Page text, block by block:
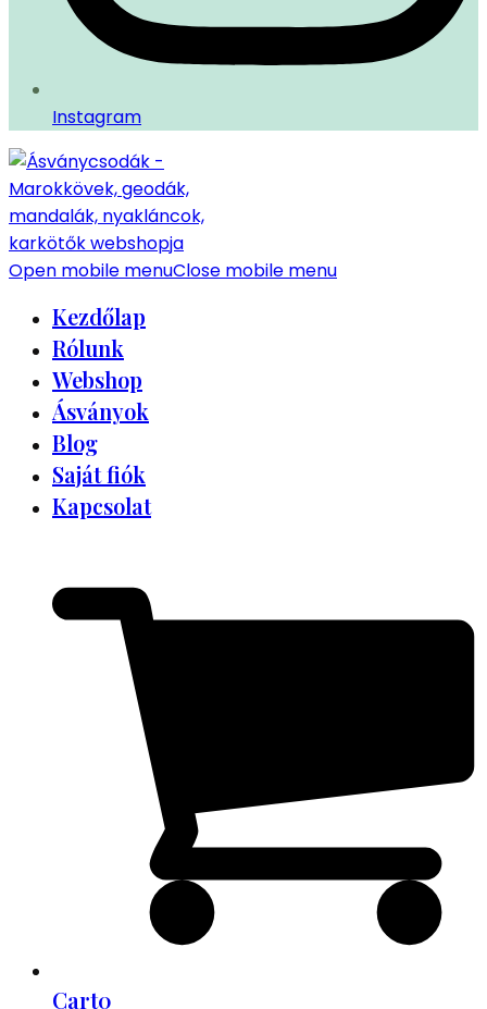
Instagram
Open mobile menuClose mobile menu
Kezdőlap
Rólunk
Webshop
Ásványok
Blog
Saját fiók
Kapcsolat
Cart0